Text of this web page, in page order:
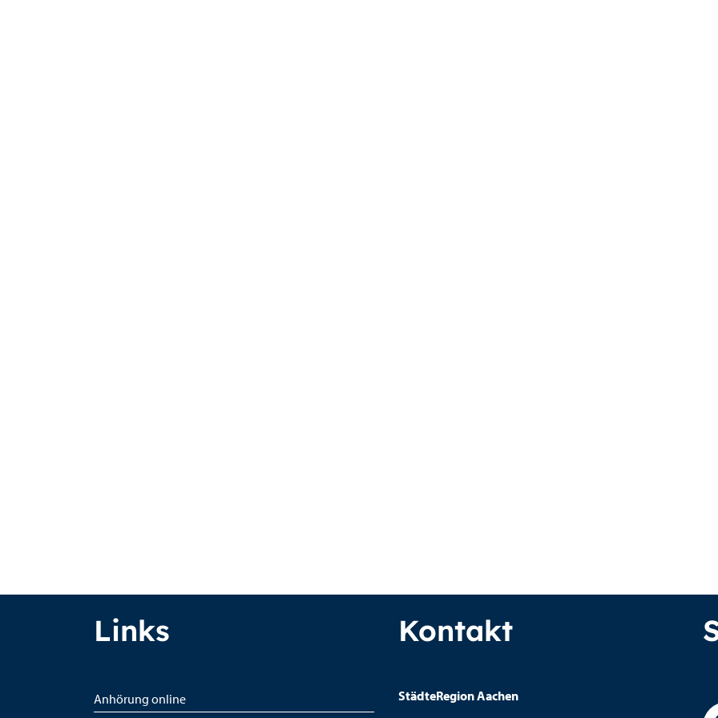
Links
Anhörung online
Kontakt
StädteRegion Aachen